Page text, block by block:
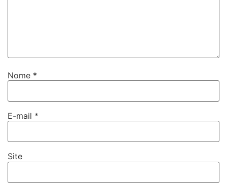
Nome *
E-mail *
Site